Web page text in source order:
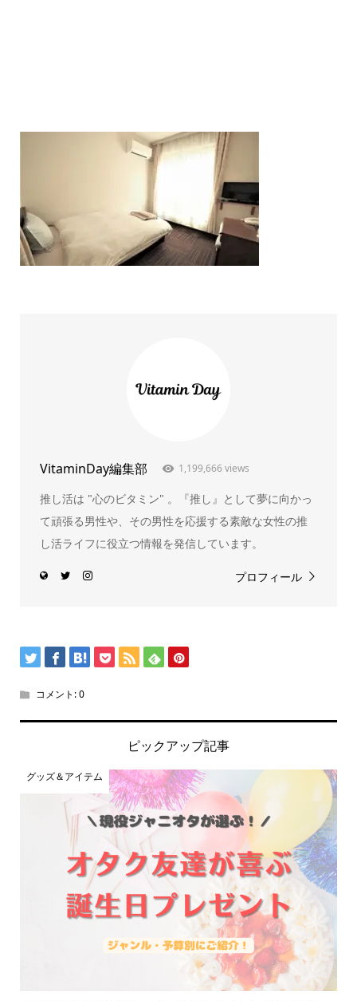
VitaminDay編集部 1,199,666 views
推し活は "心のビタミン" 。『推し』として夢に向かっ
て頑張る男性や、その男性を応援する素敵な女性の推
し活ライフに役立つ情報を発信しています。
プロフィール
コメント:0
ピックアップ記事
グッズ＆アイテム